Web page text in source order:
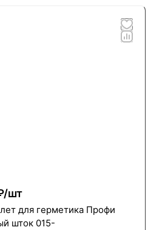
шт
для герметика Профи
шток 015-